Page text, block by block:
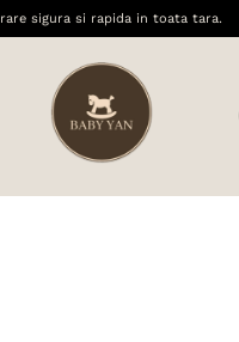
sigura si rapida in toata tara.